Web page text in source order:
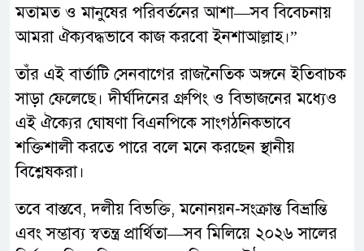
মতামত ও মানুষের পরিবর্তনের আশা—সব বিবেচনায়
আমরা ঐক্যবদ্ধভাবে কাজ করবো ইনশাআল্লাহ।”
তাঁর এই বার্তাটি সেনবাগের রাজনৈতিক অঙ্গনে ইতিবাচক
সাড়া ফেলেছে। দীর্ঘদিনের গ্রুপিং ও বিভাজনের মধ্যেও
এই ঐক্যের ঘোষণা বিএনপিকে সাংগঠনিকভাবে
শক্তিশালী করতে পারে বলে মনে করছেন স্থানীয়
বিশ্লেষকরা।
তবে বাস্তবে, দলীয় বিভক্তি, মনোনয়ন-সংক্রান্ত বিভ্রান্তি
এবং সম্ভাব্য স্বতন্ত্র প্রার্থিতা—সব মিলিয়ে ২০২৬ সালের